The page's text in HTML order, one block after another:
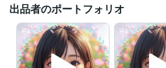
得意分野
悩み相談・カウンセリング
学歴
看護専門学校 1998年3月 ~ 2001年2月
出品者のポートフォリオ